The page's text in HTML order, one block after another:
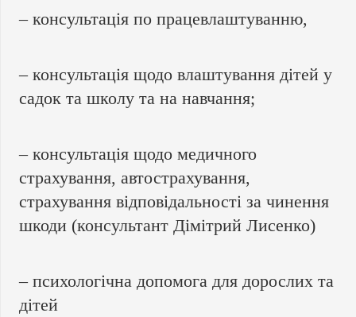
– консультація по працевлаштуванню,
– консультація щодо влаштування дітей у
садок та школу та на навчання;
– консультація щодо медичного
страхування, автострахування,
страхування відповідальності за чинення
шкоди (консультант Дімітрий Лисенко)
– психологічна допомога для дорослих та
дітей